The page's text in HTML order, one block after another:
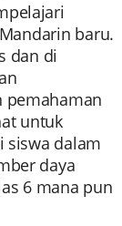
baru.
dan di
pemahaman
untuk
siswa dalam
daya
6 mana pun